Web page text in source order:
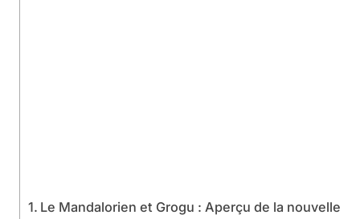
Le Mandalorien et Grogu : Aperçu de la nouvelle